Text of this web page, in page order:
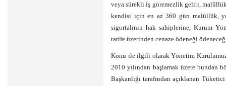
veya sürekli iş göremezlik geliri,
kendisi için en az 360 gün malûllük,
sigortalının hak sahiplerine, Kurum
tarife üzerinden cenaze ödeneği
Konu ile ilgili olarak Yönetim
2010 yılından başlamak üzere
Başkanlığı tarafından açıklanan